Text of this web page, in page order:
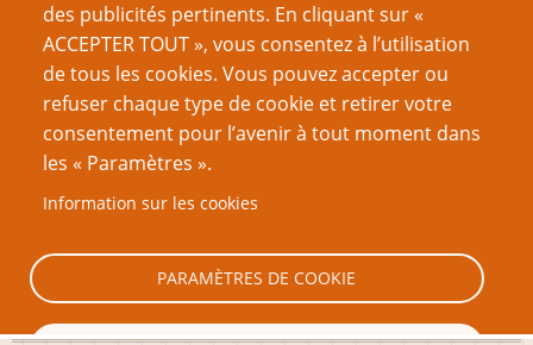
des publicités pertinents. En cliquant sur «
ACCEPTER TOUT », vous consentez à l’utilisation
de tous les cookies. Vous pouvez accepter ou
refuser chaque type de cookie et retirer votre
consentement pour l’avenir à tout moment dans
les « Paramètres ».
Information sur les cookies
PARAMÈTRES DE COOKIE
L’Art d’arbitrer 11 - Résolution de l’action contre
résolution narrative
Reprendre les mécanismes à zéro : éléments
classiques de systèmes de jeu
Jouabilité et Réalisme